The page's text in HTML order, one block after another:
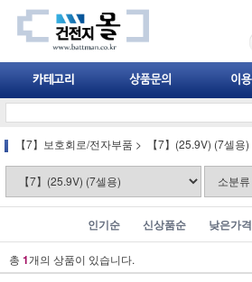
【7】보호회로/전자부품 > 【7】(25.9V) (7셀용)
인기순 신상품순 낮은가격
총 1개의 상품이 있습니다.